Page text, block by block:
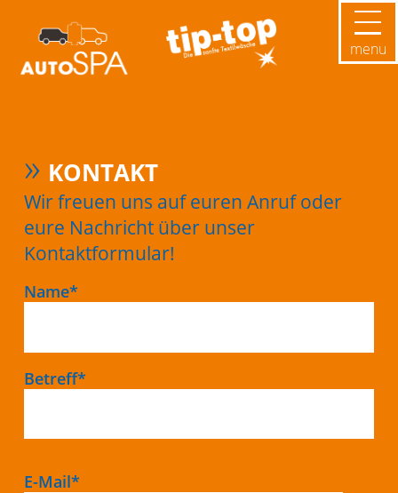
menu
» KONTAKT
Wir freuen uns auf euren Anruf oder
eure Nachricht über unser
Kontaktformular!
Pflichtfeld
Name*
Pflichtfeld
Betreff*
Pflichtfeld
E-Mail*